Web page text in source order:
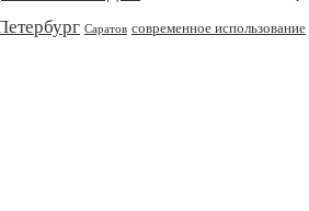
Саратов современное использование